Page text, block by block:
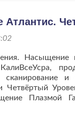
Атлантис.
Плазмой